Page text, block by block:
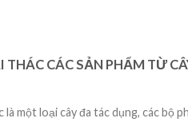
THÁC CÁC SẢN PHẨM TỪ
một loại cây đa tác dụng, các bộ